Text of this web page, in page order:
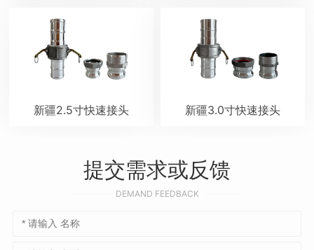
新疆2.5寸快速接头 新疆3.0寸快速接头
提交需求或反馈
DEMAND FEEDBACK